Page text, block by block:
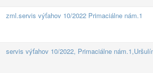
zml.servis výťahov 10/2022 Primaciálne nám.1
servis výťahov 10/2022, Primaciálne